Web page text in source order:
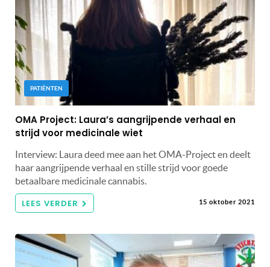
PATIËNTEN
OMA Project: Laura’s aangrijpende verhaal en
strijd voor medicinale wiet
Interview: Laura deed mee aan het OMA-Project en deelt
haar aangrijpende verhaal en stille strijd voor goede
betaalbare medicinale cannabis.
LEES VERDER 15 oktober 2021